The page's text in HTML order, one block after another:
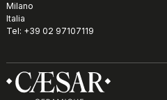
Milano
Italia
Tel: +39 02 97107119